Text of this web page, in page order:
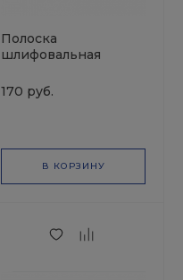
Полоска
шлифовальная
P100 MIRKA
170 руб.
В КОРЗИНУ